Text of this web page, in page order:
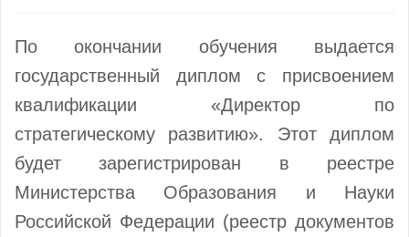
По окончании обучения выдается
государственный диплом с присвоением
квалификации «Директор по
стратегическому развитию». Этот диплом
будет зарегистрирован в реестре
Министерства Образования и Науки
Российской Федерации (реестр документов